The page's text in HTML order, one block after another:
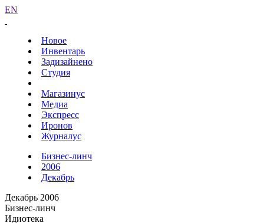
EN
Новое
Инвентарь
Задизайнено
Студия
Магазинус
Медиа
Экспресс
Иронов
Журналус
Бизнес-линч
2006
Декабрь
Декабрь 2006
Бизнес-линч
Идиотека